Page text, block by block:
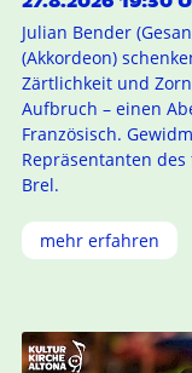
Julian Bender
(Akkordeon)
Zärtlichkeit und
Aufbruch – einen
Französisch.
Repräsentanten des
Brel.
mehr erfahren